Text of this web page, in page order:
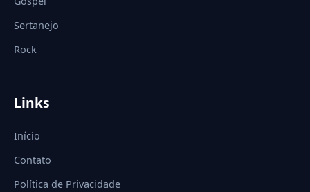
Sertanejo
Rock
Links
Início
Contato
Política de Privacidade